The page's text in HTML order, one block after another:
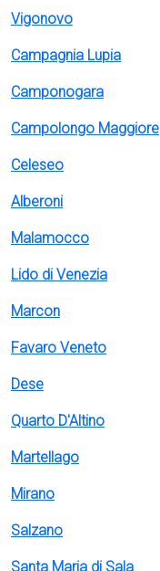
Vigonovo
Campagnia Lupia
Camponogara
Campolongo Maggiore
Celeseo
Alberoni
Malamocco
Lido di Venezia
Marcon
Favaro Veneto
Dese
Quarto D'Altino
Martellago
Mirano
Salzano
Santa Maria di Sala